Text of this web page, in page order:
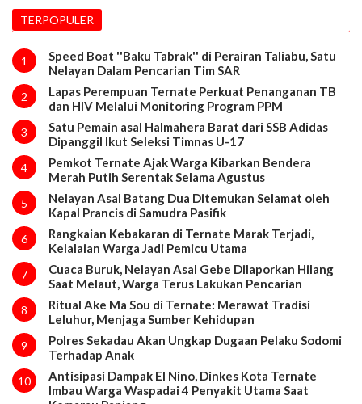
TERPOPULER
1
Speed Boat ''Baku Tabrak'' di Perairan Taliabu, Satu
Nelayan Dalam Pencarian Tim SAR
2
Lapas Perempuan Ternate Perkuat Penanganan TB
dan HIV Melalui Monitoring Program PPM
3
Satu Pemain asal Halmahera Barat dari SSB Adidas
Dipanggil Ikut Seleksi Timnas U-17
4
Pemkot Ternate Ajak Warga Kibarkan Bendera
Merah Putih Serentak Selama Agustus
5
Nelayan Asal Batang Dua Ditemukan Selamat oleh
Kapal Prancis di Samudra Pasifik
6
Rangkaian Kebakaran di Ternate Marak Terjadi,
Kelalaian Warga Jadi Pemicu Utama
7
Cuaca Buruk, Nelayan Asal Gebe Dilaporkan Hilang
Saat Melaut, Warga Terus Lakukan Pencarian
8
Ritual Ake Ma Sou di Ternate: Merawat Tradisi
Leluhur, Menjaga Sumber Kehidupan
9
Polres Sekadau Akan Ungkap Dugaan Pelaku Sodomi
Terhadap Anak
10
Antisipasi Dampak El Nino, Dinkes Kota Ternate
Imbau Warga Waspadai 4 Penyakit Utama Saat